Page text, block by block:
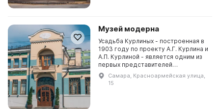
Музей модерна
Усадьба Курлиных - построенная в
1903 году по проекту А.Г. Курлина и
А.П. Курлиной - является одним из
первых представителей
архитектурного стиля модерн в
Самаре. Здесь был открыт Музей
Самара, Красноармейская улица,
15